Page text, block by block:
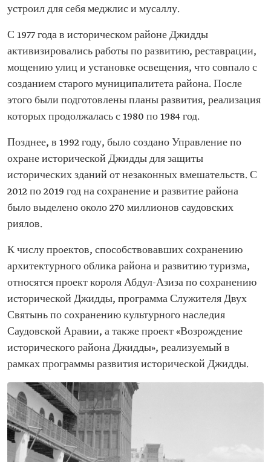
устроил для себя меджлис и мусаллу.
С 1977 года в историческом районе Джидды
активизировались работы по развитию, реставрации,
мощению улиц и установке освещения, что совпало с
созданием старого муниципалитета района. После
этого были подготовлены планы развития, реализация
которых продолжалась с 1980 по 1984 год.
Позднее, в 1992 году, было создано Управление по
охране исторической Джидды для защиты
исторических зданий от незаконных вмешательств. С
2012 по 2019 год на сохранение и развитие района
было выделено около 270 миллионов саудовских
риялов.
К числу проектов, способствовавших сохранению
архитектурного облика района и развитию туризма,
относятся проект короля Абдул-Азиза по сохранению
исторической Джидды, программа Служителя Двух
Святынь по сохранению культурного наследия
Саудовской Аравии, а также проект «Возрождение
исторического района Джидды», реализуемый в
рамках программы развития исторической Джидды.